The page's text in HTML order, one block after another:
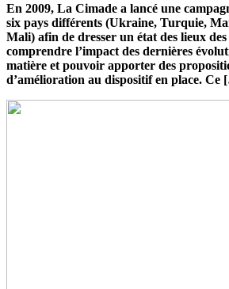
En 2009, La Cimade a lancé une
six pays différents (Ukraine, Turquie,
Mali) afin de dresser un état des lieux
comprendre l’impact des dernières
matière et pouvoir apporter des
d’amélioration au dispositif en place.